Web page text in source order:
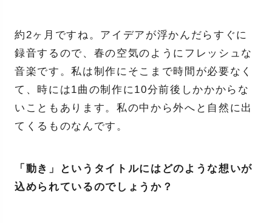
約2ヶ月ですね。アイデアが浮かんだらすぐに
録音するので、春の空気のようにフレッシュな
音楽です。私は制作にそこまで時間が必要なく
て、時には1曲の制作に10分前後しかかからな
いこともあります。私の中から外へと自然に出
てくるものなんです。
「動き」というタイトルにはどのような想いが
込められているのでしょうか？